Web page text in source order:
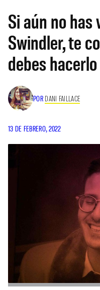
Si aún no
Swindler, te
debes hacerlo
POR DANI FAILLACE
13 DE FEBRERO, 2022